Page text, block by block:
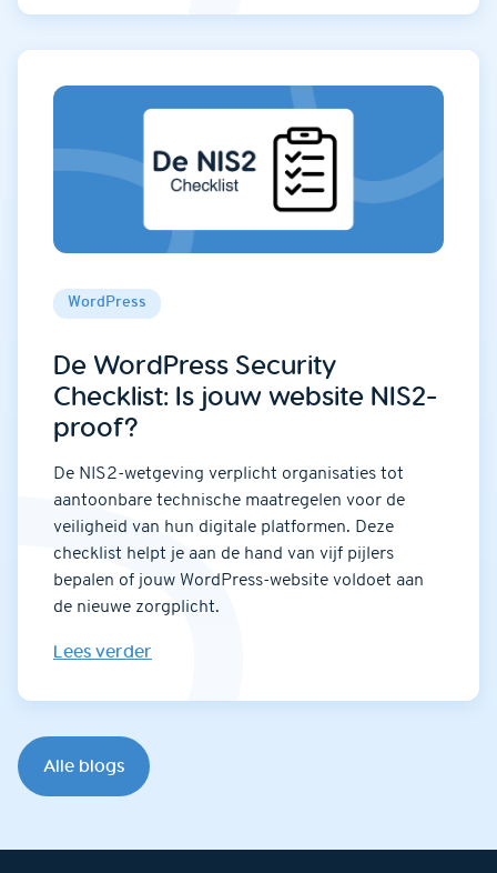
WordPress
De WordPress Security
Checklist: Is jouw website NIS2-
proof?
De NIS2-wetgeving verplicht organisaties tot
aantoonbare technische maatregelen voor de
veiligheid van hun digitale platformen. Deze
checklist helpt je aan de hand van vijf pijlers
bepalen of jouw WordPress-website voldoet aan
de nieuwe zorgplicht.
Lees verder
Alle blogs